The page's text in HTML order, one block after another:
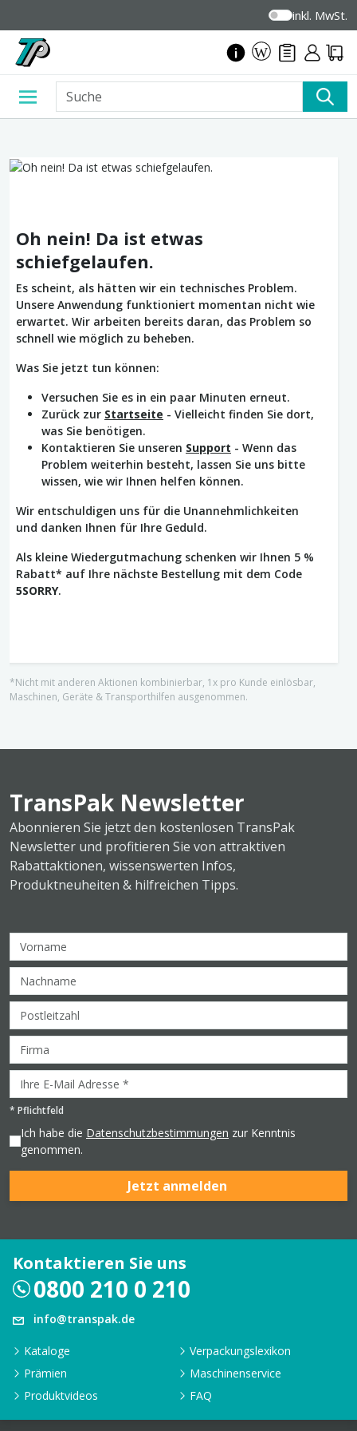
inkl. MwSt.
Oh nein! Da ist etwas
schiefgelaufen.
Es scheint, als hätten wir ein technisches Problem.
Unsere Anwendung funktioniert momentan nicht wie
erwartet. Wir arbeiten bereits daran, das Problem so
schnell wie möglich zu beheben.
Was Sie jetzt tun können:
Versuchen Sie es in ein paar Minuten erneut.
Zurück zur Startseite - Vielleicht finden Sie dort,
was Sie benötigen.
Kontaktieren Sie unseren Support - Wenn das
Problem weiterhin besteht, lassen Sie uns bitte
wissen, wie wir Ihnen helfen können.
Wir entschuldigen uns für die Unannehmlichkeiten
und danken Ihnen für Ihre Geduld.
Als kleine Wiedergutmachung schenken wir Ihnen 5 %
Rabatt* auf Ihre nächste Bestellung mit dem Code
5SORRY.
*Nicht mit anderen Aktionen kombinierbar, 1x pro Kunde einlösbar,
Maschinen, Geräte & Transporthilfen ausgenommen.
TransPak Newsletter
Abonnieren Sie jetzt den kostenlosen TransPak
Newsletter und profitieren Sie von attraktiven
Rabattaktionen, wissenswerten Infos,
Produktneuheiten & hilfreichen Tipps.
* Pflichtfeld
Ich habe die Datenschutzbestimmungen zur Kenntnis
genommen.
Jetzt anmelden
Kontaktieren Sie uns
0800 210 0 210
info@transpak.de
Kataloge
Verpackungslexikon
Prämien
Maschinenservice
Produktvideos
FAQ